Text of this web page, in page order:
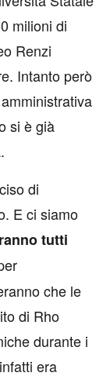
milioni di
Renzi
Intanto però
si è già
di
E ci siamo
tutti
che le
di Rho
durante i
era